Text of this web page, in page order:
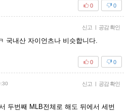
0
0
신고 공감 확인
국내산 자이언츠나 비슷합니다.
0
0
신고 공감 확인
두번째 MLB전체로 해도 뒤에서 세번